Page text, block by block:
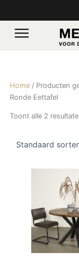
inhoud
Home / Producten
Ronde Eettafel
Toont alle 2